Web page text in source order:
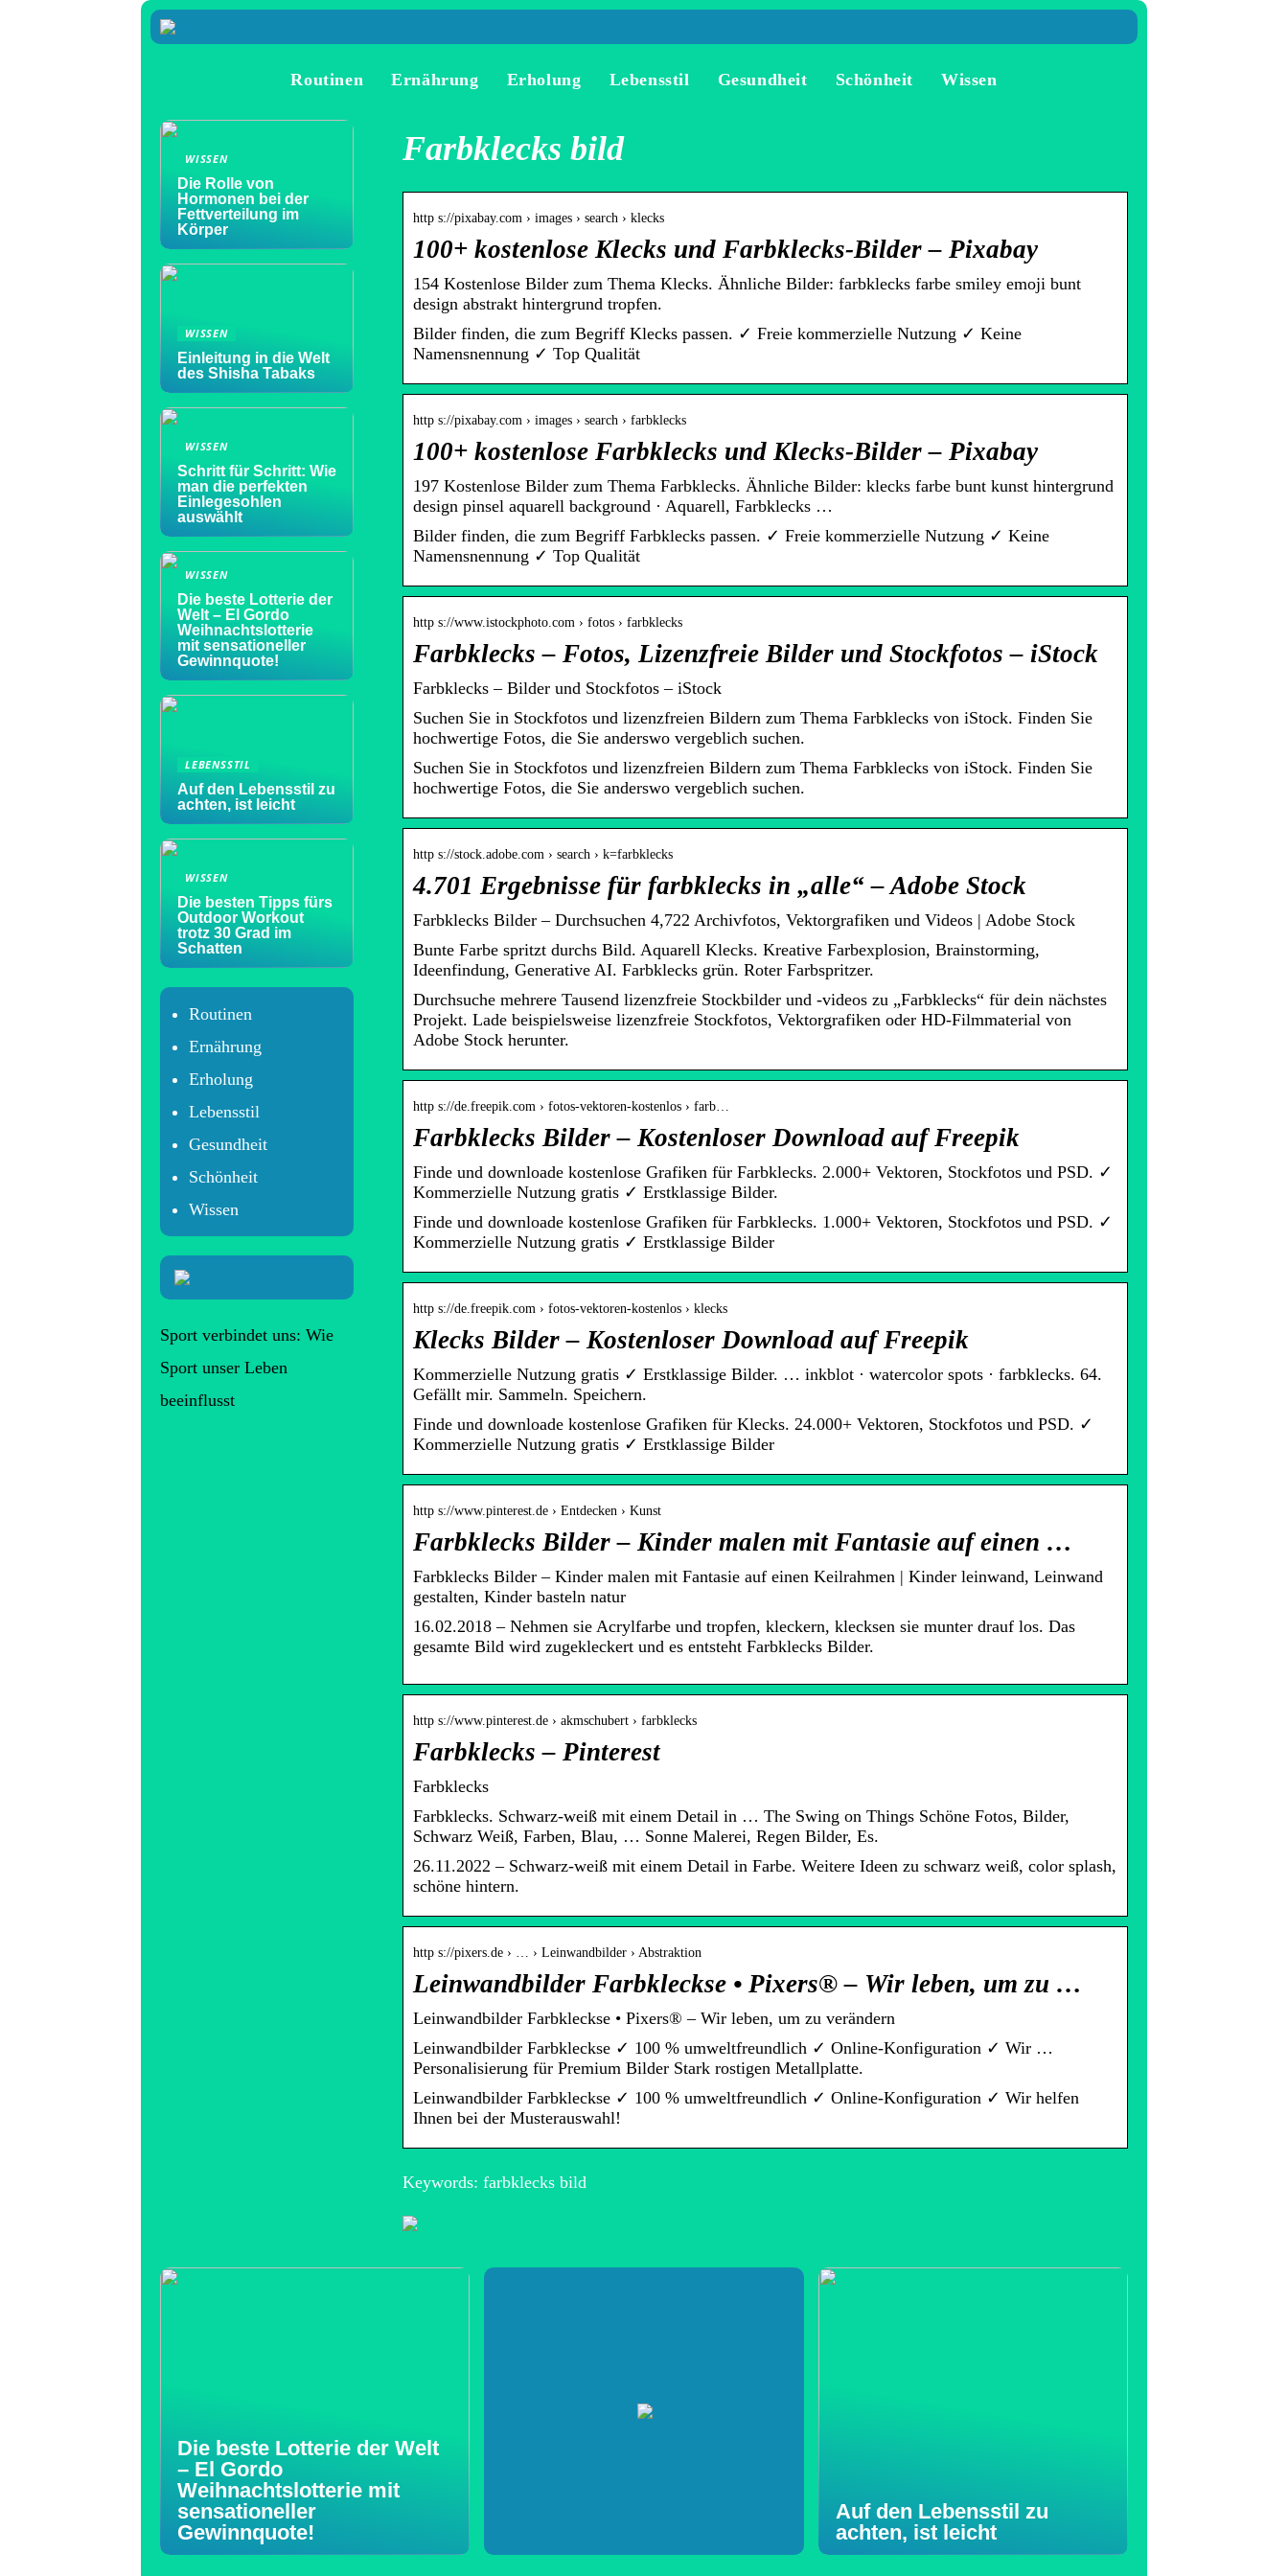
Routinen Ernährung Erholung Lebensstil Gesundheit Schönheit Wissen
Farbklecks bild
http s://pixabay.com › images › search › klecks
100+ kostenlose Klecks und Farbklecks-Bilder – Pixabay
154 Kostenlose Bilder zum Thema Klecks. Ähnliche Bilder: farbklecks farbe smiley emoji bunt
design abstrakt hintergrund tropfen.
Bilder finden, die zum Begriff Klecks passen. ✓ Freie kommerzielle Nutzung ✓ Keine
Namensnennung ✓ Top Qualität
http s://pixabay.com › images › search › farbklecks
100+ kostenlose Farbklecks und Klecks-Bilder – Pixabay
197 Kostenlose Bilder zum Thema Farbklecks. Ähnliche Bilder: klecks farbe bunt kunst hintergrund
design pinsel aquarell background · Aquarell, Farbklecks …
Bilder finden, die zum Begriff Farbklecks passen. ✓ Freie kommerzielle Nutzung ✓ Keine
Namensnennung ✓ Top Qualität
http s://www.istockphoto.com › fotos › farbklecks
Farbklecks – Fotos, Lizenzfreie Bilder und Stockfotos – iStock
Farbklecks – Bilder und Stockfotos – iStock
Suchen Sie in Stockfotos und lizenzfreien Bildern zum Thema Farbklecks von iStock. Finden Sie
hochwertige Fotos, die Sie anderswo vergeblich suchen.
Suchen Sie in Stockfotos und lizenzfreien Bildern zum Thema Farbklecks von iStock. Finden Sie
hochwertige Fotos, die Sie anderswo vergeblich suchen.
http s://stock.adobe.com › search › k=farbklecks
4.701 Ergebnisse für farbklecks in „alle“ – Adobe Stock
Farbklecks Bilder – Durchsuchen 4,722 Archivfotos, Vektorgrafiken und Videos | Adobe Stock
Bunte Farbe spritzt durchs Bild. Aquarell Klecks. Kreative Farbexplosion, Brainstorming,
Ideenfindung, Generative AI. Farbklecks grün. Roter Farbspritzer.
Durchsuche mehrere Tausend lizenzfreie Stockbilder und -videos zu „Farbklecks“ für dein nächstes
Projekt. Lade beispielsweise lizenzfreie Stockfotos, Vektorgrafiken oder HD-Filmmaterial von
Adobe Stock herunter.
http s://de.freepik.com › fotos-vektoren-kostenlos › farb…
Farbklecks Bilder – Kostenloser Download auf Freepik
Finde und downloade kostenlose Grafiken für Farbklecks. 2.000+ Vektoren, Stockfotos und PSD. ✓
Kommerzielle Nutzung gratis ✓ Erstklassige Bilder.
Finde und downloade kostenlose Grafiken für Farbklecks. 1.000+ Vektoren, Stockfotos und PSD. ✓
Kommerzielle Nutzung gratis ✓ Erstklassige Bilder
http s://de.freepik.com › fotos-vektoren-kostenlos › klecks
Klecks Bilder – Kostenloser Download auf Freepik
Kommerzielle Nutzung gratis ✓ Erstklassige Bilder. … inkblot · watercolor spots · farbklecks. 64.
Gefällt mir. Sammeln. Speichern.
Finde und downloade kostenlose Grafiken für Klecks. 24.000+ Vektoren, Stockfotos und PSD. ✓
Kommerzielle Nutzung gratis ✓ Erstklassige Bilder
http s://www.pinterest.de › Entdecken › Kunst
Farbklecks Bilder – Kinder malen mit Fantasie auf einen …
Farbklecks Bilder – Kinder malen mit Fantasie auf einen Keilrahmen | Kinder leinwand, Leinwand
gestalten, Kinder basteln natur
16.02.2018 – Nehmen sie Acrylfarbe und tropfen, kleckern, klecksen sie munter drauf los. Das
gesamte Bild wird zugekleckert und es entsteht Farbklecks Bilder.
http s://www.pinterest.de › akmschubert › farbklecks
Farbklecks – Pinterest
Farbklecks
Farbklecks. Schwarz-weiß mit einem Detail in … The Swing on Things Schöne Fotos, Bilder,
Schwarz Weiß, Farben, Blau, … Sonne Malerei, Regen Bilder, Es.
26.11.2022 – Schwarz-weiß mit einem Detail in Farbe. Weitere Ideen zu schwarz weiß, color splash,
schöne hintern.
http s://pixers.de › … › Leinwandbilder › Abstraktion
Leinwandbilder Farbkleckse • Pixers® – Wir leben, um zu …
Leinwandbilder Farbkleckse • Pixers® – Wir leben, um zu verändern
Leinwandbilder Farbkleckse ✓ 100 % umweltfreundlich ✓ Online-Konfiguration ✓ Wir …
Personalisierung für Premium Bilder Stark rostigen Metallplatte.
Leinwandbilder Farbkleckse ✓ 100 % umweltfreundlich ✓ Online-Konfiguration ✓ Wir helfen
Ihnen bei der Musterauswahl!
Keywords: farbklecks bild
WISSEN
Die Rolle von
Hormonen bei der
Fettverteilung im
Körper
WISSEN
Einleitung in die Welt
des Shisha Tabaks
WISSEN
Schritt für Schritt: Wie
man die perfekten
Einlegesohlen
auswählt
WISSEN
Die beste Lotterie der
Welt – El Gordo
Weihnachtslotterie
mit sensationeller
Gewinnquote!
LEBENSSTIL
Auf den Lebensstil zu
achten, ist leicht
WISSEN
Die besten Tipps fürs
Outdoor Workout
trotz 30 Grad im
Schatten
Routinen
Ernährung
Erholung
Lebensstil
Gesundheit
Schönheit
Wissen
Sport verbindet uns: Wie
Sport unser Leben
beeinflusst
Die beste Lotterie der Welt
– El Gordo
Weihnachtslotterie mit
sensationeller
Gewinnquote!
Auf den Lebensstil zu
achten, ist leicht